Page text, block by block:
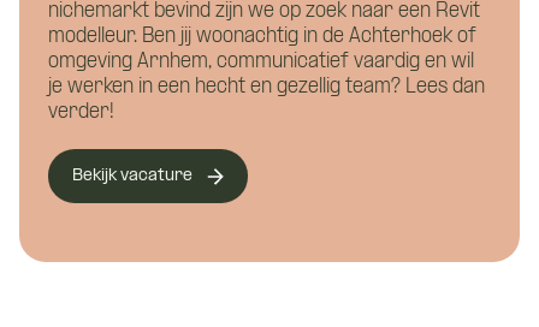
nichemarkt bevind zijn we op zoek naar een Revit
modelleur. Ben jij woonachtig in de Achterhoek of
omgeving Arnhem, communicatief vaardig en wil
je werken in een hecht en gezellig team? Lees dan
verder!
Bekijk vacature